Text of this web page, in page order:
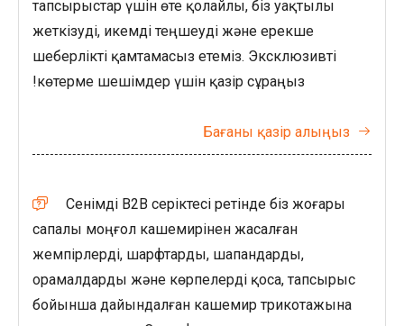
тапсырыстар үшін өте қолайлы, біз уақтылы
жеткізуді, икемді теңшеуді және ерекше
шеберлікті қамтамасыз етеміз. Эксклюзивті
көтерме шешімдер үшін қазір сұраңыз!
Бағаны қазір алыңыз 

Сенімді B2B серіктесі ретінде біз жоғары
сапалы моңғол кашемирінен жасалған
жемпірлерді, шарфтарды, шапандарды,
орамалдарды және көрпелерді қоса, тапсырыс
бойынша дайындалған кашемир трикотажына